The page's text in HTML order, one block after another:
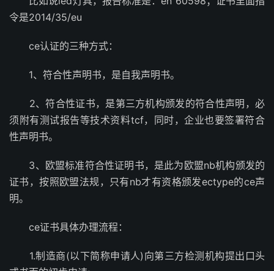
令是2014/35/eu
ce认证的三种方式：
1、符合性声明书，是自我声明书。
2、符合性证书，是第三方机构颁发的符合性声明，必
须附有测试报告等技术资料tcf，同时，企业也要签署符合
性声明书。
3、欧盟标准符合性证明书，是此为欧盟nb机构颁发的
证书，按照欧盟法规，只有nb才有资格颁发ectype的ce声
明。
ce证书具体办理流程：
1.制造商(以下简称申请人)向第三方检测机构提出口头